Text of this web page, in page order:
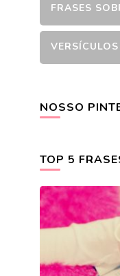
FRASES
VERSÍCULOS
NOSSO
TOP 5